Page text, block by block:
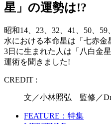
星」の運勢は!?
昭和14、23、32、41、50、
水における本命星は「七赤
3日に生まれた人は「八白金
運術を聞きました!
CREDIT :
文／小林照弘 監修／
FEATURE：特集